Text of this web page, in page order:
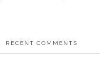
RECENT COMMENTS